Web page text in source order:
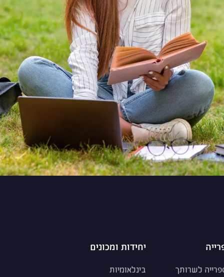
לשרותך
יחידות ומכונים
בינלאומיות